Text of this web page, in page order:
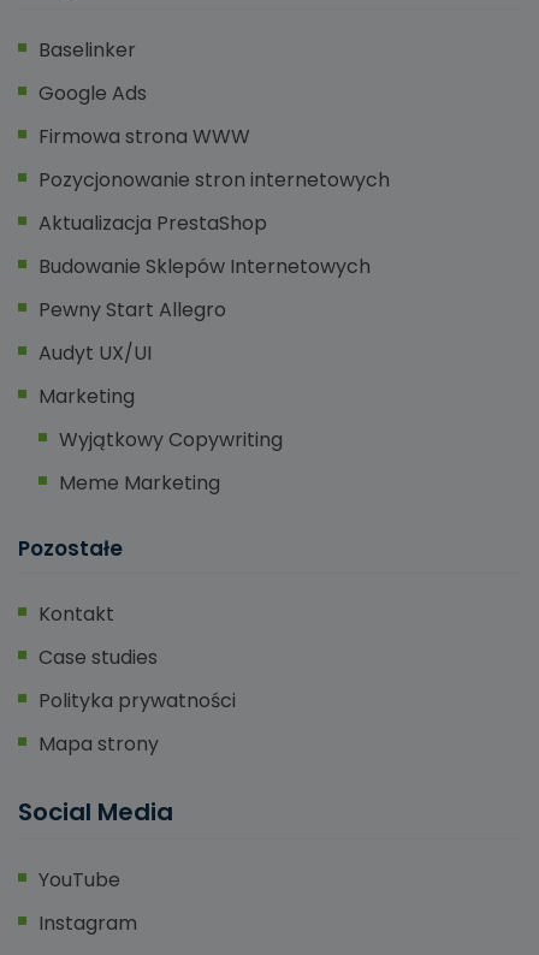
Baselinker
Google Ads
Firmowa strona WWW
Pozycjonowanie stron internetowych
Aktualizacja PrestaShop
Budowanie Sklepów Internetowych
Pewny Start Allegro
Audyt UX/UI
Marketing
Wyjątkowy Copywriting
Meme Marketing
Pozostałe
Kontakt
Case studies
Polityka prywatności
Mapa strony
Social Media
YouTube
Instagram